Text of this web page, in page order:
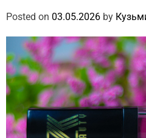
Posted on 03.05.2026 by